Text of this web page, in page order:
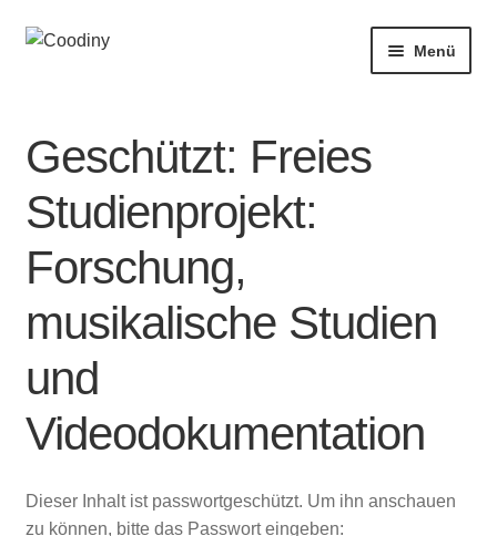
Zur
Zum
Menü
Video
About
Presse
Shop
Kontakt
Geschützt: Freies
Studienprojekt:
Forschung,
musikalische Studien
und
Videodokumentation
Dieser Inhalt ist passwortgeschützt. Um ihn anschauen
zu können, bitte das Passwort eingeben: